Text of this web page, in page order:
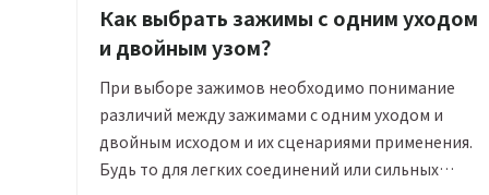
Как выбрать зажимы с одним уходом
и двойным узом？
При выборе зажимов необходимо понимание
различий между зажимами с одним уходом и
двойным исходом и их сценариями применения.
Будь то для легких соединений или сильных